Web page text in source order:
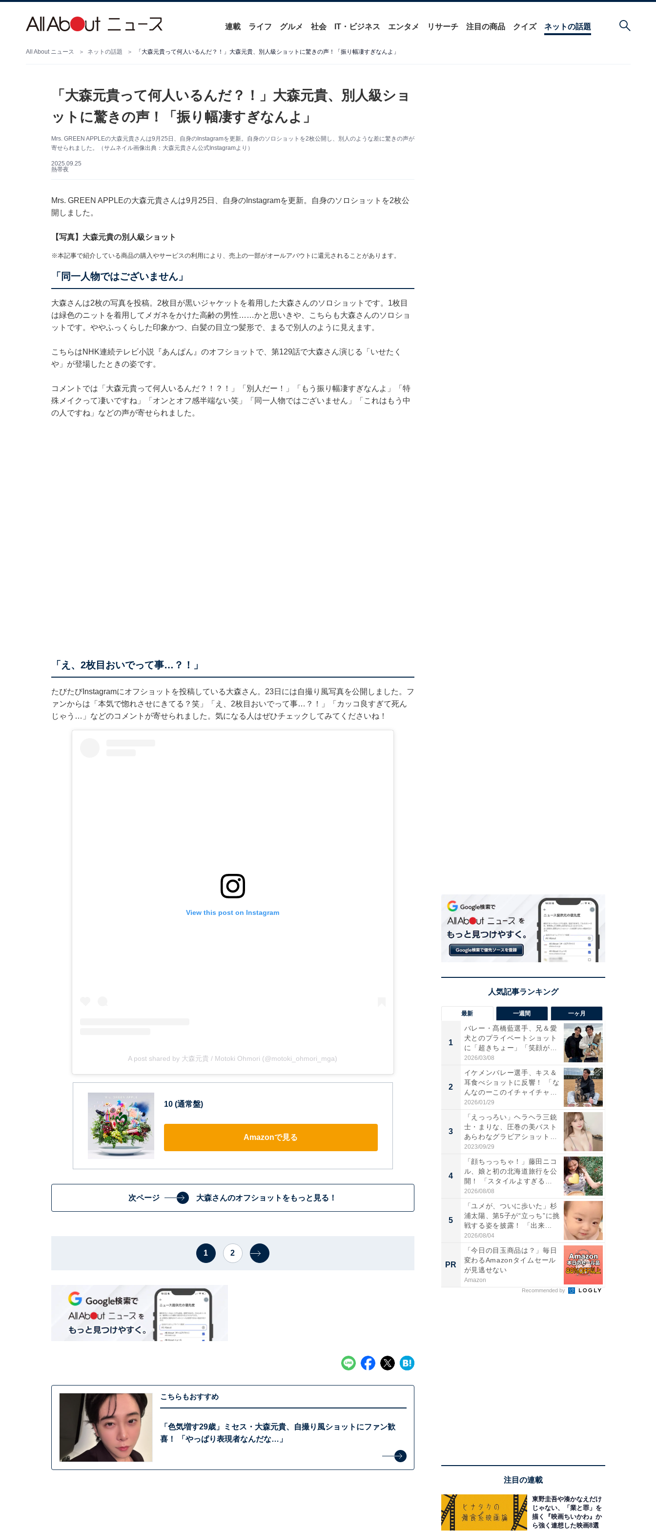
連載 ライフ グルメ 社会 IT・ビジネス エンタメ リサーチ 注目の商品 クイズ ネットの話題
All About ニュース ネットの話題 「大森元貴って何人いるんだ？！」大森元貴、別人級ショットに驚きの声！「振り幅凄すぎなんよ」
「大森元貴って何人いるんだ？！」大森元貴、別人級ショ
ットに驚きの声！「振り幅凄すぎなんよ」
Mrs. GREEN APPLEの大森元貴さんは9月25日、自身のInstagramを更新。自身のソロショットを2枚公開し、別人のような差に驚きの声が
寄せられました。（サムネイル画像出典：大森元貴さん公式Instagramより）
2025.09.25
熱帯夜
Mrs. GREEN APPLEの大森元貴さんは9月25日、自身のInstagramを更新。自身のソロショットを2枚公
開しました。
【写真】大森元貴の別人級ショット
※本記事で紹介している商品の購入やサービスの利用により、売上の一部がオールアバウトに還元されることがあります。
「同一人物ではございません」
大森さんは2枚の写真を投稿。2枚目が黒いジャケットを着用した大森さんのソロショットです。1枚目
は緑色のニットを着用してメガネをかけた高齢の男性……かと思いきや、こちらも大森さんのソロショ
ットです。ややふっくらした印象かつ、白髪の目立つ髪形で、まるで別人のように見えます。
こちらはNHK連続テレビ小説『あんぱん』のオフショットで、第129話で大森さん演じる「いせたく
や」が登場したときの姿です。
コメントでは「大森元貴って何人いるんだ？！？！」「別人だー！」「もう振り幅凄すぎなんよ」「特
殊メイクって凄いですね」「オンとオフ感半端ない笑」「同一人物ではございません」「これはもう中
の人ですね」などの声が寄せられました。
「え、2枚目おいでって事…？！」
たびたびInstagramにオフショットを投稿している大森さん。23日には自撮り風写真を公開しました。フ
ァンからは「本気で惚れさせにきてる？笑」「え、2枚目おいでって事…？！」「カッコ良すぎて死ん
じゃう…」などのコメントが寄せられました。気になる人はぜひチェックしてみてくださいね！
View this post on Instagram
A post shared by 大森元貴 / Motoki Ohmori (@motoki_ohmori_mga)
10 (通常盤)
Amazonで見る
次ページ 大森さんのオフショットをもっと見る！
1 2
こちらもおすすめ
「色気増す29歳」ミセス・大森元貴、自撮り風ショットにファン歓
喜！ 「やっぱり表現者なんだな…」
最新 一週間 一ヶ月
1
バレー・髙橋藍選手、兄＆愛
犬とのプライベートショット
に「超きちょー」「笑顔が見
れ...
2026/03/08
2
イケメンバレー選手、キス＆
耳食べショットに反響！ 「な
んなのーこのイチャイチャ
感...
2026/01/29
3
「えっっろい」ヘラヘラ三銃
士・まりな、圧巻の美バスト
あらわなグラビアショット公
開...
2023/09/29
4
「顔ちっっちゃ！」藤田ニコ
ル、娘と初の北海道旅行を公
開！ 「スタイルよすぎる
よ〜...
2026/08/08
5
「ユメが、ついに歩いた」杉
浦太陽、第5子が“立っち”に挑
戦する姿を披露！ 「出来...
2026/08/04
PR
「今日の目玉商品は？」毎日
変わるAmazonタイムセール
が見逃せない
Amazon
Recommended by
注目の連載
東野圭吾や湊かなえだけ
じゃない、「業と罪」を
描く『映画ちいかわ』か
ら強く連想した映画8選